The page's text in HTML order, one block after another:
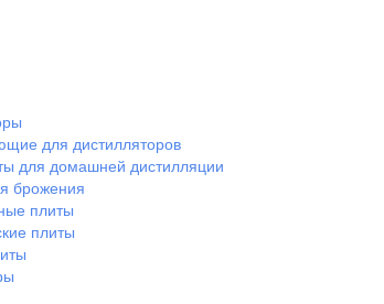
для дистилляторов
для домашней дистилляции
брожения
плиты
плиты